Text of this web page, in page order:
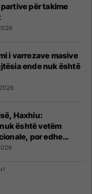
për takime
i varrezave masive
ende nuk është
Haxhiu:
është vetëm
por edhe
viktimave dhe